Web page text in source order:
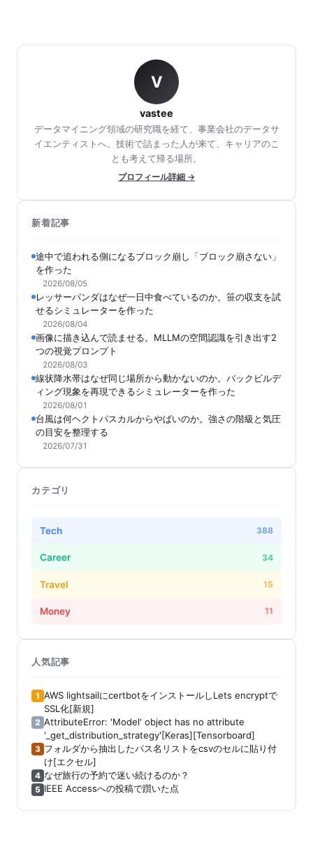
V
vastee
データマイニング領域の研究職を経て、事業会社のデータサ
イエンティストへ。技術で詰まった人が来て、キャリアのこ
とも考えて帰る場所。
プロフィール詳細 →
新着記事
途中で追われる側になるブロック崩し「ブロック崩さない」
を作った
2026/08/05
レッサーパンダはなぜ一日中食べているのか。笹の収支を試
せるシミュレーターを作った
2026/08/04
画像に描き込んで読ませる。MLLMの空間認識を引き出す2
つの視覚プロンプト
2026/08/03
線状降水帯はなぜ同じ場所から動かないのか。バックビルデ
ィング現象を再現できるシミュレーターを作った
2026/08/01
台風は何ヘクトパスカルからやばいのか。強さの階級と気圧
の目安を整理する
2026/07/31
カテゴリ
Tech 388
Career 34
Travel 15
Money 11
人気記事
1 AWS lightsailにcertbotをインストールしLets encryptで
SSL化[新規]
2 AttributeError: 'Model' object has no attribute
'_get_distribution_strategy'[Keras][Tensorboard]
3 フォルダから抽出したパス名リストをcsvのセルに貼り付
け[エクセル]
4 なぜ旅行の予約で迷い続けるのか？
5 IEEE Accessへの投稿で躓いた点